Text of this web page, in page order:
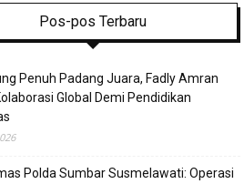
Pos-pos Terbaru
Penuh Padang Juara, Fadly Amran
Global Demi Pendidikan
Polda Sumbar Susmelawati: Operasi